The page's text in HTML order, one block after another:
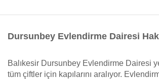
Dursunbey Evlendirme Dairesi
Balıkesir Dursunbey Evlendirme Dairesi
tüm çiftler için kapılarını aralıyor.